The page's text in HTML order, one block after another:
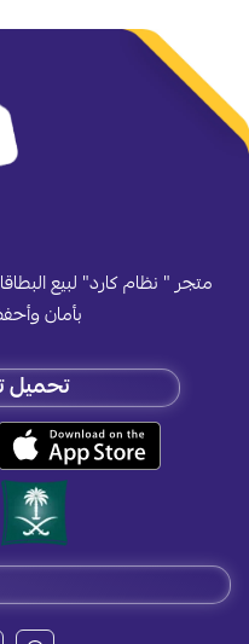
متجر " نظام كارد" لبيع
بأمان
تحميل